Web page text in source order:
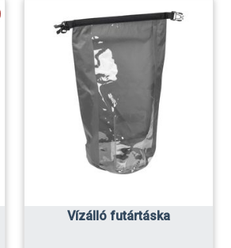
Vízálló futártáska